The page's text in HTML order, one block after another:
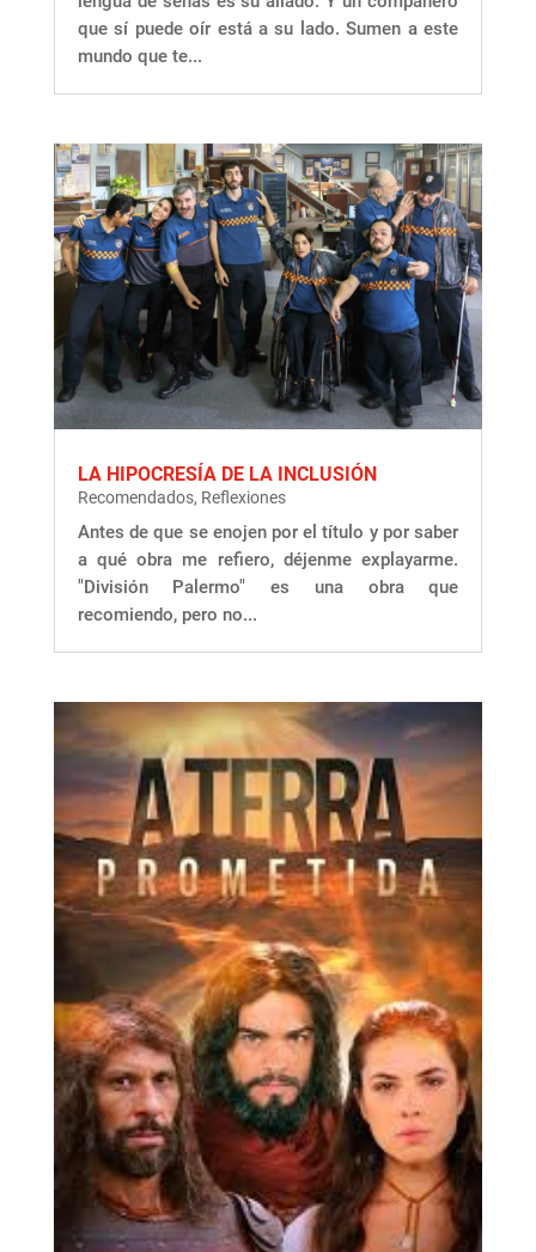
que sí puede oír está a su lado. Sumen a este
mundo que te...
LA HIPOCRESÍA DE LA INCLUSIÓN
Recomendados, Reflexiones
Antes de que se enojen por el título y por saber
a qué obra me refiero, déjenme explayarme.
"División Palermo" es una obra que
recomiendo, pero no...